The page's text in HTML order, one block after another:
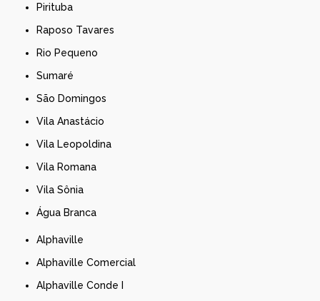
Pirituba
Raposo Tavares
Rio Pequeno
Sumaré
São Domingos
Vila Anastácio
Vila Leopoldina
Vila Romana
Vila Sônia
Água Branca
Alphaville
Alphaville Comercial
Alphaville Conde I